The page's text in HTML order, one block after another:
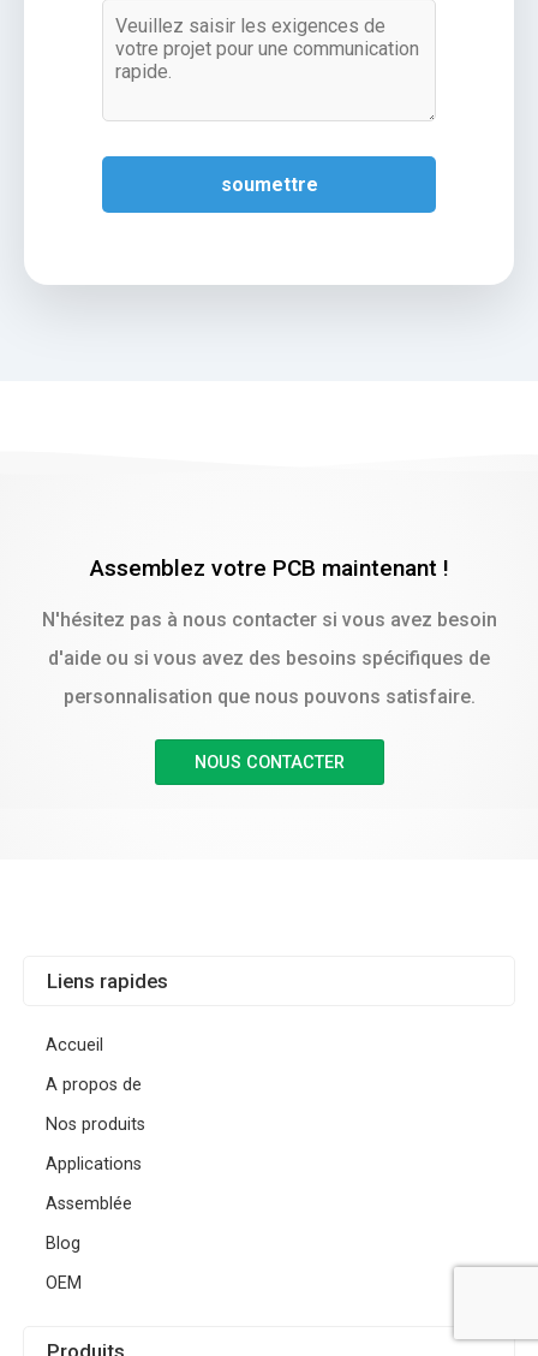
Assemblez votre PCB maintenant !
N'hésitez pas à nous contacter si vous avez besoin
d'aide ou si vous avez des besoins spécifiques de
personnalisation que nous pouvons satisfaire.
NOUS CONTACTER
Liens rapides
Accueil
A propos de
Nos produits
Applications
Assemblée
Blog
OEM